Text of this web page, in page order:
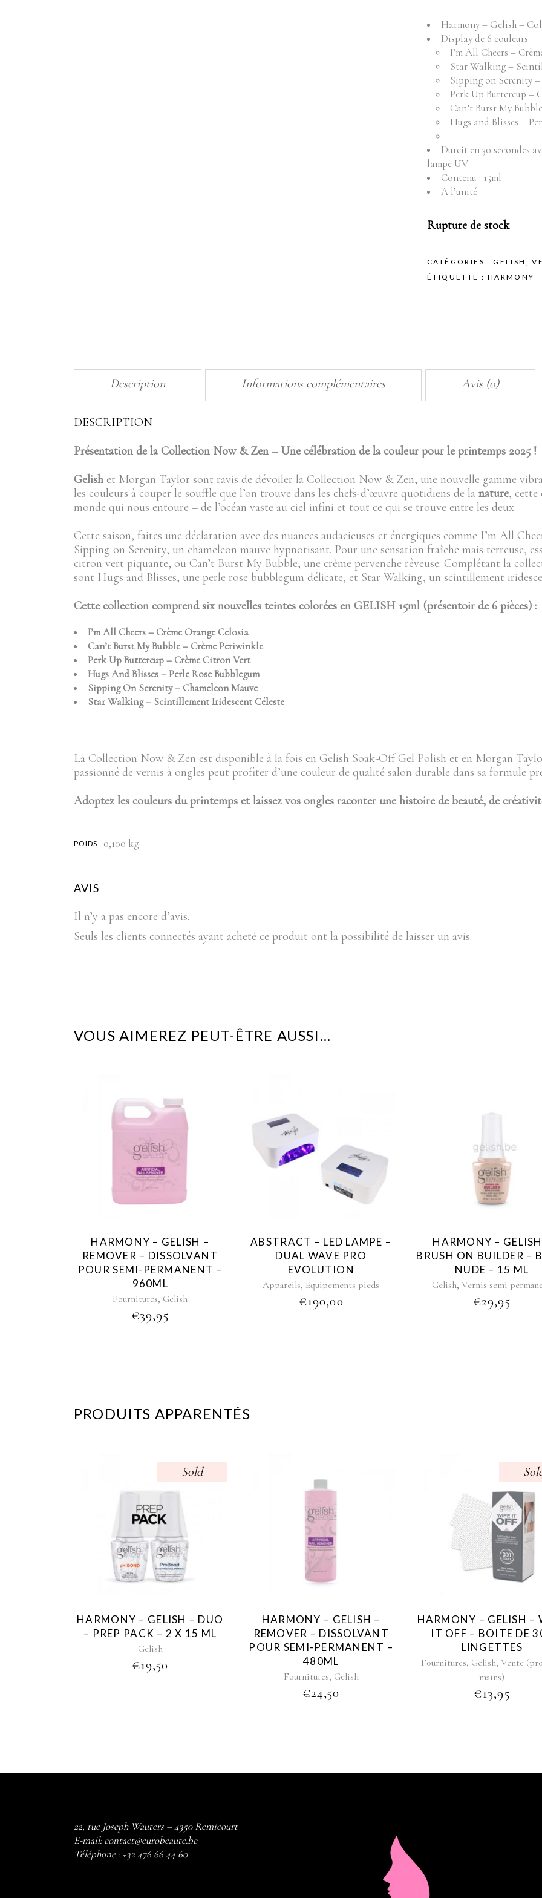
Produits vente visage
Harmony – Gelish –
Display de 6 couleurs
I’m All Cheers –
Star Walking –
Sipping on Serenity
Perk Up Buttercup –
Can’t Burst My
Hugs and Blisses –
Durcit en 30 secondes
lampe UV
Contenu : 15ml
A l’unité
Rupture de stock
CATÉGORIES :GELISH ,
ÉTIQUETTE : HARMONY
Description Informations complémentaires Avis (0)
DESCRIPTION
Présentation de la Collection Now & Zen – Une célébration de la couleur pour le printemps 2025 !
Gelish et Morgan Taylor sont ravis de dévoiler la Collection Now & Zen, une nouvelle gamme
les couleurs à couper le souffle que l’on trouve dans les chefs-d’œuvre quotidiens de la nature, cette
monde qui nous entoure – de l’océan vaste au ciel infini et tout ce qui se trouve entre les deux.
Cette saison, faites une déclaration avec des nuances audacieuses et énergiques comme I’m All
Sipping on Serenity, un chameleon mauve hypnotisant. Pour une sensation fraîche mais terreuse,
citron vert piquante, ou Can’t Burst My Bubble, une crème pervenche rêveuse. Complétant la
sont Hugs and Blisses, une perle rose bubblegum délicate, et Star Walking, un scintillement
Cette collection comprend six nouvelles teintes colorées en GELISH 15ml (présentoir de 6 pièces) :
I’m All Cheers – Crème Orange Celosia
Can’t Burst My Bubble – Crème Periwinkle
Perk Up Buttercup – Crème Citron Vert
Hugs And Blisses – Perle Rose Bubblegum
Sipping On Serenity – Chameleon Mauve
Star Walking – Scintillement Iridescent Céleste
La Collection Now & Zen est disponible à la fois en Gelish Soak-Off Gel Polish et en Morgan
passionné de vernis à ongles peut profiter d’une couleur de qualité salon durable dans sa formule
Adoptez les couleurs du printemps et laissez vos ongles raconter une histoire de beauté, de
POIDS 0,100 kg
AVIS
Il n’y a pas encore d’avis.
Seuls les clients connectés ayant acheté ce produit ont la possibilité de laisser un avis.
VOUS AIMEREZ PEUT-ÊTRE AUSSI…
HARMONY – GELISH –
REMOVER – DISSOLVANT
POUR SEMI-PERMANENT –
960ML
Fournitures, Gelish
€39,95
ABSTRACT – LED LAMPE –
DUAL WAVE PRO
EVOLUTION
Appareils, Équipements pieds
€190,00
HARMONY –
BRUSH ON BUILDER –
NUDE – 15 ML
Gelish,Vernis semi
€29,95
PRODUITS APPARENTÉS
Sold
HARMONY – GELISH – DUO
– PREP PACK – 2 X 15 ML
Gelish
€19,50
HARMONY – GELISH –
REMOVER – DISSOLVANT
POUR SEMI-PERMANENT –
480ML
Fournitures, Gelish
€24,50
HARMONY – GELISH –
IT OFF – BOITE DE
LINGETTES
Fournitures, Gelish,Vente
mains)
€13,95
22, rue Joseph Wauters – 4350 Remicourt
E-mail:contact@eurobeaute.be
Téléphone :+32 476 66 44 60